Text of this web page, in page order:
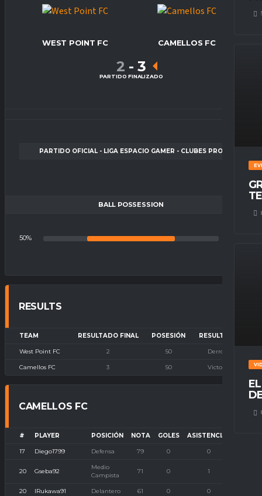
WEST POINT FC CAMELLOS FC
2 - 3
PARTIDO FINALIZADO
PARTIDO OFICIAL - LIGA ESPACIO GAMER - CLUBES PRO
BALL POSSESSION
50%
RESULTS
TEAM RESULTADO FINAL POSESIÓN RESULTADO
West Point FC 2 50 Derrota
Camellos FC 3 50 Victoria
CAMELLOS FC
# PLAYER POSICIÓN NOTA GOLES ASISTENCIAS
17 Diego1799 Defensa 79 0 0
20 Gseba92
Medio
Campista
71 0 1
20 IRukawa91 Delantero 61 0 0